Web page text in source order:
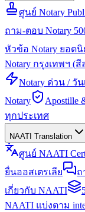
ศูนย์ Notary
ถาม-ตอบ Notary
หัวข้อ Notary ยอดนิ
Notary กรุงเทพฯ (
Notary ด่วน / วัน
Notary
Apostille
ทุกประเทศ
NAATI Translation
ศูนย์ NAATI
ยื่นออสเตรเลีย
ถ
เกี่ยวกับ NAATI
NAATI แบ่งตาม